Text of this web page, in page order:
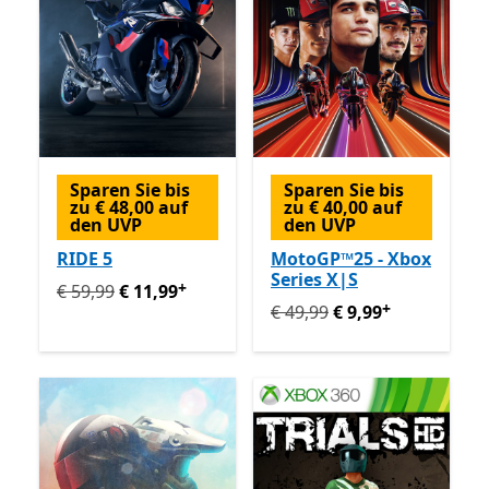
Sparen Sie bis
zu € 48,00 auf
den UVP
RIDE 5
Ursprünglich € 59,99 jetzt € 11,99Enthält In-App-
€ 59,99€ 11,99+
Sparen Sie bis
zu € 40,00 auf
den UVP
MotoGP™25 - Xbox
Series X|S
Ursprünglich € 49,99 jetzt
€ 49,99€ 9,99+